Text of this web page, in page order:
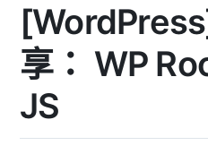
享： WP
JS